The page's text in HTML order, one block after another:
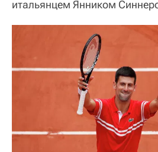
итальянцем Янником